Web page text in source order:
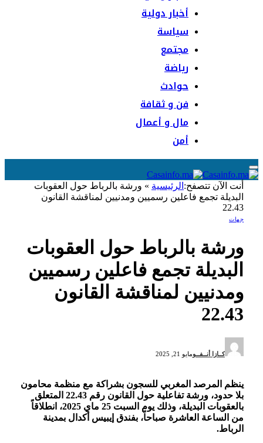
أخبار دولية
سياسة
مجتمع
رياضة
حوادث
فن و ثقافة
مال و أعمال
أمن
أنت الآن تتصفح:الرئيسية»ورشة بالرباط حول العقوبات
البديلة تجمع فاعلين رسميين ومدنيين لمناقشة القانون
22.43
جهات
ورشة بالرباط حول العقوبات
البديلة تجمع فاعلين رسميين
ومدنيين لمناقشة القانون
22.43
كــازا أنــفــومايو 21, 2025
ينظم المرصد المغربي للسجون بشراكة مع منظمة محامون
بلا حدود، ورشة تفاعلية حول القانون رقم 22.43 المتعلق
بالعقوبات البديلة، وذلك يوم السبت 25 ماي 2025، انطلاقاً
من الساعة العاشرة صباحاً، بفندق إيبيس أكدال بمدينة
الرباط.